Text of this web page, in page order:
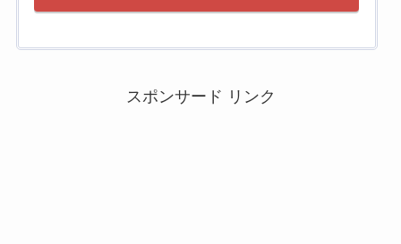
スポンサード リンク